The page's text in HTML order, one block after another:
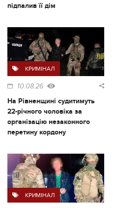
підпалив її дім
КРИМІНАЛ
10.08.26
На Рівненщині судитимуть
22-річного чоловіка за
організацію незаконного
перетину кордону
КРИМІНАЛ